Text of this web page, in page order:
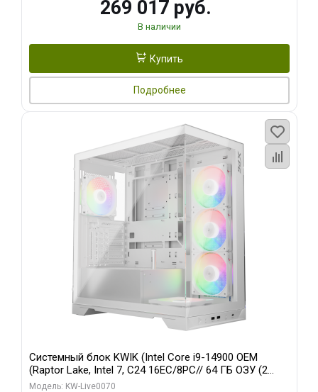
269 017 руб.
В наличии
Купить
Подробнее
Системный блок KWIK (Intel Core i9-14900 OEM
(Raptor Lake, Intel 7, C24 16EC/8PC// 64 ГБ ОЗУ (2
модуля)/ Gigabyte RTX5080 XTREME WATERFORCE
Модель: KW-Live0070